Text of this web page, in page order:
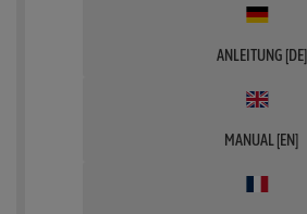
ANLEITUNG [DE]
MANUAL [EN]